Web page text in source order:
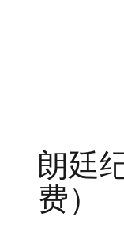
朗廷
费）